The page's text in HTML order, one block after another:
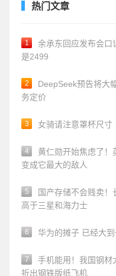
热门文章
1
余承东回应发布会口
是2499
2
DeepSeek预告将大
务定价
3 女骑请注意罩杯尺寸
4
黄仁勋开始焦虑了！
变成它最大的敌人
5
国产存储不会贱卖！
高于三星和海力士
6 华为的摊子 已经大
7
手机能用！我国钢材
折出钢铁版纸飞机